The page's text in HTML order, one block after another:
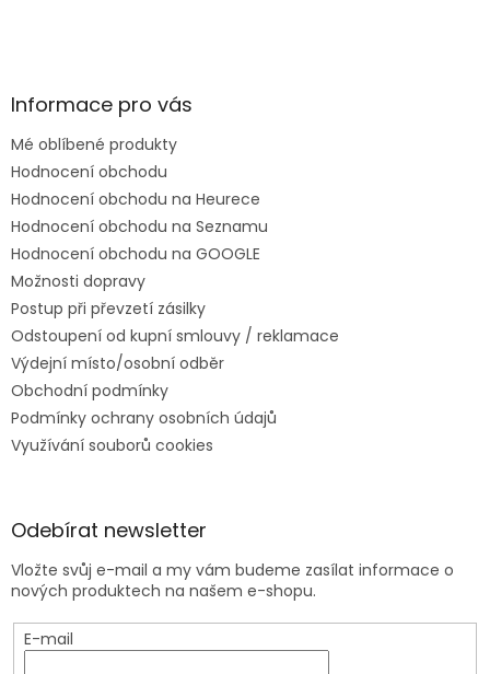
Informace pro vás
Mé oblíbené produkty
Hodnocení obchodu
Hodnocení obchodu na Heurece
Hodnocení obchodu na Seznamu
Hodnocení obchodu na GOOGLE
Možnosti dopravy
Postup při převzetí zásilky
Odstoupení od kupní smlouvy / reklamace
Výdejní místo/osobní odběr
Obchodní podmínky
Podmínky ochrany osobních údajů
Využívání souborů cookies
Odebírat newsletter
Vložte svůj e-mail a my vám budeme zasílat informace o
nových produktech na našem e-shopu.
E-mail